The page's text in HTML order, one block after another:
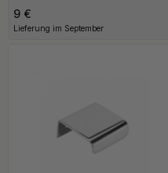
9 €
Lieferung im September